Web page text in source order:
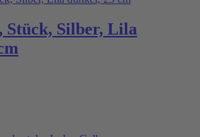
Stück, Silber, Lila